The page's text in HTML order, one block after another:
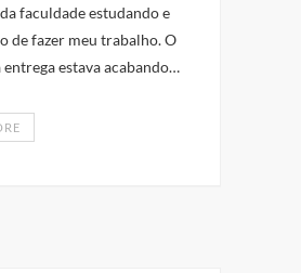
faculdade estudando e
de fazer meu trabalho. O
entrega estava acabando…